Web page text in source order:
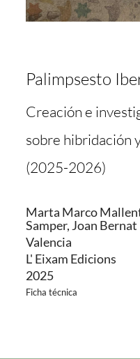
Palimpsesto
Creación e
sobre hibridación
(2025-2026)
Marta Marco
Samper, Joan
Valencia
L' Eixam Edicions
2025
Ficha técnica